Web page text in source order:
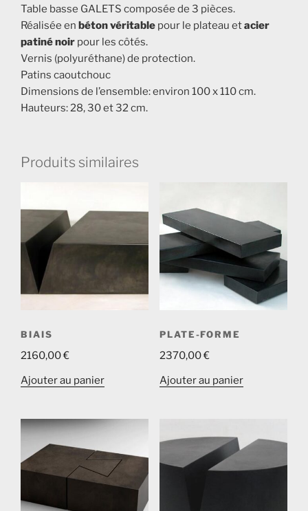
Table basse GALETS composée de 3 pièces.
Réalisée en béton véritable pour le plateau etacier
patiné noir pour les côtés.
Vernis (polyuréthane) de protection.
Patins caoutchouc
Dimensions de l’ensemble: environ 100 x 110 cm.
Hauteurs: 28, 30 et 32 cm.
Produits similaires
BIAIS
2160,00€
Ajouter au panier
PLATE-FORME
2370,00€
Ajouter au panier